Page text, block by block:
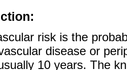
risk is the
disease or
10 years. The